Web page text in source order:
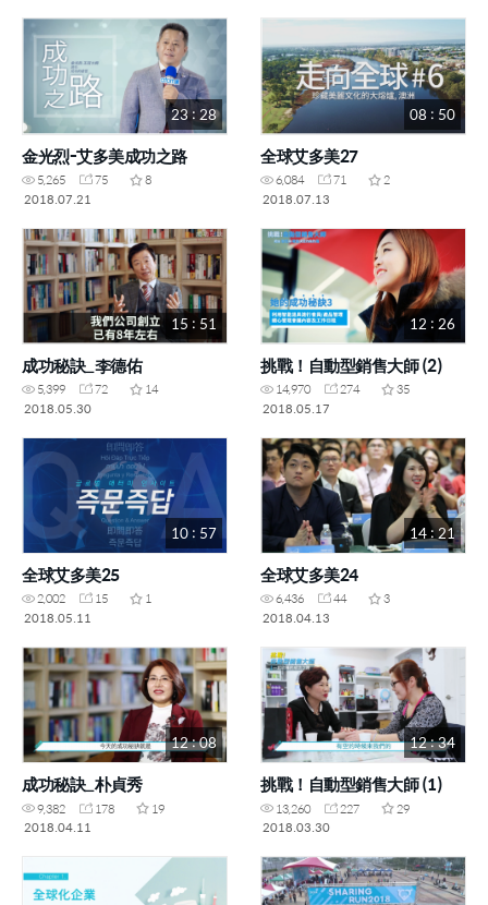
23 : 28
金光烈-艾多美成功之路
5,265 75
8
2018.07.21
08 : 50
全球艾多美27
6,084 71
2
2018.07.13
15 : 51
成功秘訣_李德佑
5,399 72
14
2018.05.30
12 : 26
挑戰！自動型銷售大師 (2)
14,970 274
35
2018.05.17
10 : 57
全球艾多美25
2,002 15
1
2018.05.11
14 : 21
全球艾多美24
6,436 44
3
2018.04.13
12 : 08
成功秘訣_朴貞秀
9,382 178
19
2018.04.11
12 : 34
挑戰！自動型銷售大師 (1)
13,260 227
29
2018.03.30